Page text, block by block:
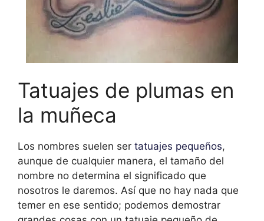
Tatuajes de plumas en
la muñeca
Los nombres suelen ser tatuajes pequeños,
aunque de cualquier manera, el tamaño del
nombre no determina el significado que
nosotros le daremos. Así que no hay nada que
temer en ese sentido; podemos demostrar